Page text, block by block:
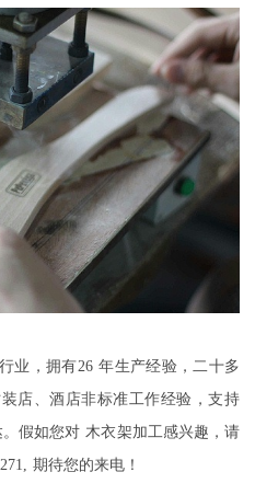
业，拥有26 年生产经验，二十多
店、酒店非标准工作经验，支持
假如您对 木衣架加工感兴趣，请
期待您的来电！